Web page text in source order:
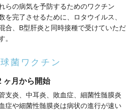
らの病気を予防するためのワクチン
を完了させるために、ロタウイルス、
合、B型肝炎と同時接種で受けていただ
。
菌ワクチン
ヶ月から開始
支炎、中耳炎、敗血症、細菌性髄膜炎
症や細菌性髄膜炎は病状の進行が速い